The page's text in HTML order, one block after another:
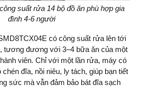
suất rửa 14 bộ đồ ăn phù hợp gia
đình 4-6 người
có công suất rửa lên tới
tương đương với 3–4 bữa ăn của một
viên. Chỉ với một lần rửa, máy có
đĩa, nồi niêu, ly tách, giúp bạn tiết
sức mà vẫn đảm bảo bát đĩa sạch